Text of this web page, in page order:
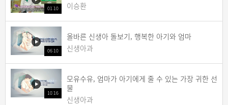
01:10
이승환
06:10
올바른 신생아 돌보기, 행복한 아기와 엄마
신생아과
10:16
모유수유, 엄마가 아기에게 줄 수 있는 가장 귀한 선
물
신생아과